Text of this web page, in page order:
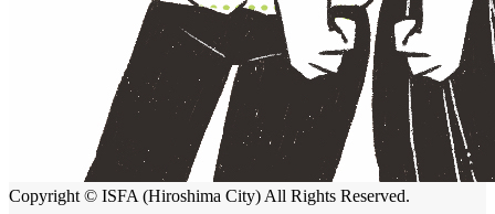
Copyright © ISFA (Hiroshima City) All Rights Reserved.